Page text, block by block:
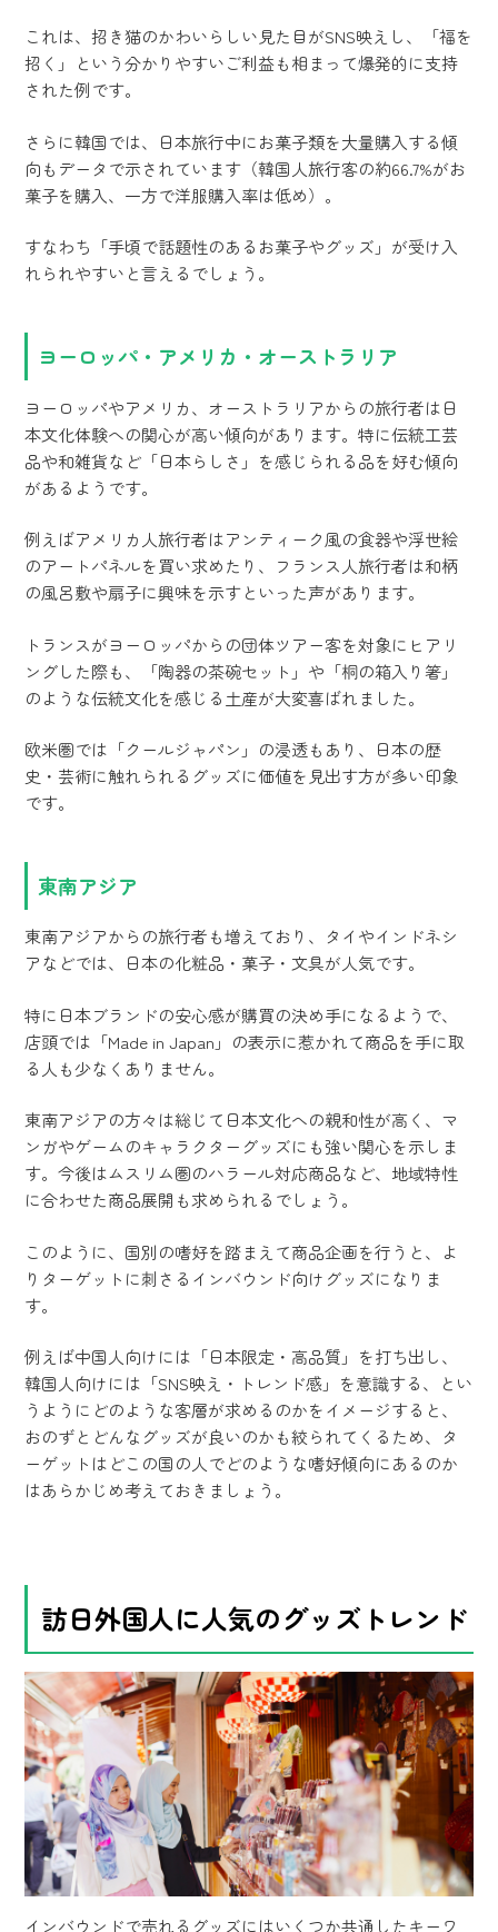
これは、招き猫のかわいらしい見た目がSNS映えし、「福を
招く」という分かりやすいご利益も相まって爆発的に支持
された例です。
さらに韓国では、日本旅行中にお菓子類を大量購入する傾
向もデータで示されています（韓国人旅行客の約66.7%がお
菓子を購入、一方で洋服購入率は低め）。
すなわち「手頃で話題性のあるお菓子やグッズ」が受け入
れられやすいと言えるでしょう。
ヨーロッパ・アメリカ・オーストラリア
ヨーロッパやアメリカ、オーストラリアからの旅行者は日
本文化体験への関心が高い傾向があります。特に伝統工芸
品や和雑貨など「日本らしさ」を感じられる品を好む傾向
があるようです。
例えばアメリカ人旅行者はアンティーク風の食器や浮世絵
のアートパネルを買い求めたり、フランス人旅行者は和柄
の風呂敷や扇子に興味を示すといった声があります。
トランスがヨーロッパからの団体ツアー客を対象にヒアリ
ングした際も、「陶器の茶碗セット」や「桐の箱入り箸」
のような伝統文化を感じる土産が大変喜ばれました。
欧米圏では「クールジャパン」の浸透もあり、日本の歴
史・芸術に触れられるグッズに価値を見出す方が多い印象
です。
東南アジア
東南アジアからの旅行者も増えており、タイやインドネシ
アなどでは、日本の化粧品・菓子・文具が人気です。
特に日本ブランドの安心感が購買の決め手になるようで、
店頭では「Made in Japan」の表示に惹かれて商品を手に取
る人も少なくありません。
東南アジアの方々は総じて日本文化への親和性が高く、マ
ンガやゲームのキャラクターグッズにも強い関心を示しま
す。今後はムスリム圏のハラール対応商品など、地域特性
に合わせた商品展開も求められるでしょう。
このように、国別の嗜好を踏まえて商品企画を行うと、よ
りターゲットに刺さるインバウンド向けグッズになりま
す。
例えば中国人向けには「日本限定・高品質」を打ち出し、
韓国人向けには「SNS映え・トレンド感」を意識する、とい
うようにどのような客層が求めるのかをイメージすると、
おのずとどんなグッズが良いのかも絞られてくるため、タ
ーゲットはどこの国の人でどのような嗜好傾向にあるのか
はあらかじめ考えておきましょう。
訪日外国人に人気のグッズトレンド
インバウンドで売れるグッズにはいくつか共通したキーワ